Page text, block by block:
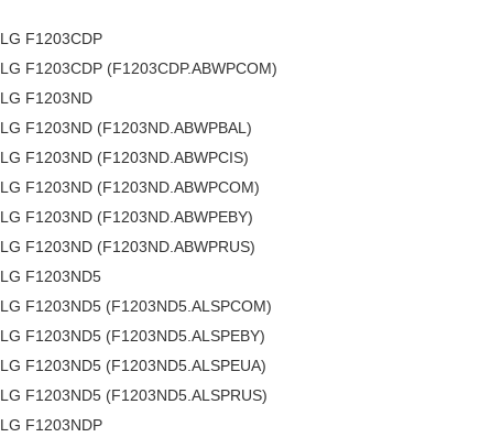
LG F1203CDP
LG F1203CDP (F1203CDP.ABWPCOM)
LG F1203ND
LG F1203ND (F1203ND.ABWPBAL)
LG F1203ND (F1203ND.ABWPCIS)
LG F1203ND (F1203ND.ABWPCOM)
LG F1203ND (F1203ND.ABWPEBY)
LG F1203ND (F1203ND.ABWPRUS)
LG F1203ND5
LG F1203ND5 (F1203ND5.ALSPCOM)
LG F1203ND5 (F1203ND5.ALSPEBY)
LG F1203ND5 (F1203ND5.ALSPEUA)
LG F1203ND5 (F1203ND5.ALSPRUS)
LG F1203NDP